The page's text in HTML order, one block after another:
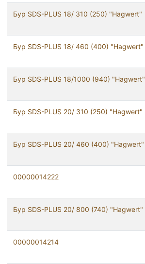
Бур SDS-PLUS 18/ 310 (250) "Hagwert"
Бур SDS-PLUS 18/ 460 (400) "Hagwert"
Бур SDS-PLUS 18/1000 (940) "Hagwert"
Бур SDS-PLUS 20/ 310 (250) "Hagwert"
Бур SDS-PLUS 20/ 460 (400) "Hagwert"
00000014222
Бур SDS-PLUS 20/ 800 (740) "Hagwert"
00000014214